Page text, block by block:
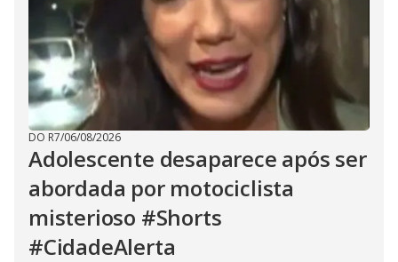
DO R7/06/08/2026
Adolescente desaparece após ser
abordada por motociclista
misterioso #Shorts
#CidadeAlerta